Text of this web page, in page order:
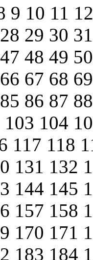
9 10 11
28 29 30
47 48 49
66 67 68
85 86 87
103 104
117 118
131 132
144 145
157 158
170 171
183 184